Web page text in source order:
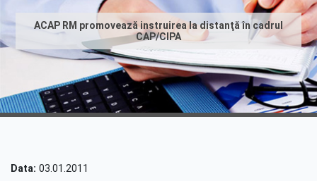
АСАР RM promovează instruirea la distanţă în cadrul
CAP/CIPA
Data: 03.01.2011